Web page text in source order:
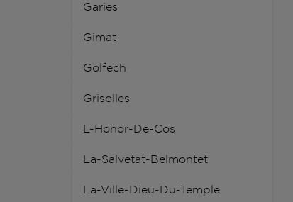
Garies
Gimat
Golfech
Grisolles
L-Honor-De-Cos
La-Salvetat-Belmontet
La-Ville-Dieu-Du-Temple